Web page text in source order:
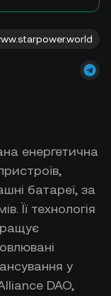
енергетична
батареї, за
Її технологія
у
DAO,